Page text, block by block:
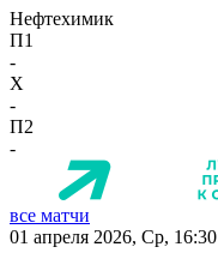
Нефтехимик
П1
-
X
-
П2
-
все матчи
01 апреля 2026, Ср, 16:30